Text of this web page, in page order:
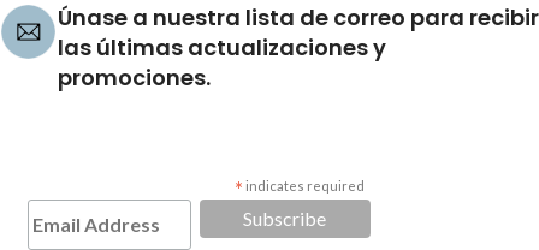
Únase a nuestra lista de correo para recibir
las últimas actualizaciones y
promociones.
* indicates required